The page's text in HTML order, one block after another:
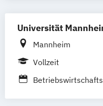
Management
Universität
Mannheim
Vollzeit